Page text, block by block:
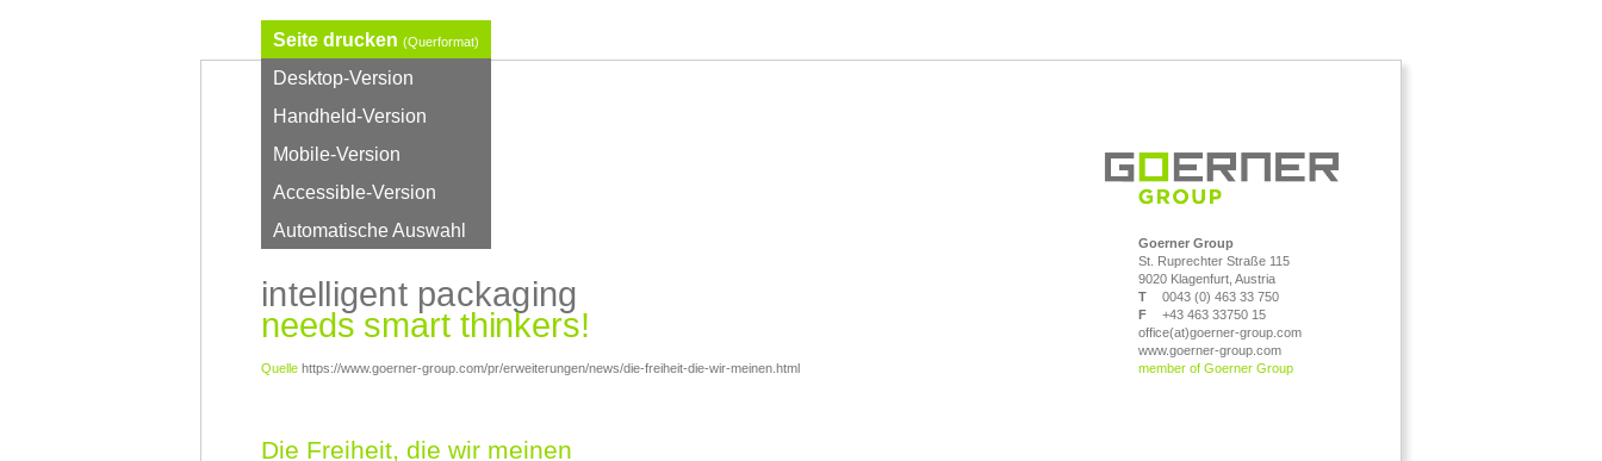
intelligent packaging
needs smart thinkers!
Quelle https://www.goerner-group.com/pr/erweiterungen/news/die-freiheit-die-wir-meinen.html
Goerner Group
St. Ruprechter Straße 115
9020 Klagenfurt, Austria
T
0043 (0) 463 33 750
F
+43 463 33750 15
office(at)goerner-group.com
www.goerner-group.com
member of Goerner Group
Seite drucken (Querformat)
Desktop-Version
Handheld-Version
Mobile-Version
Accessible-Version
Automatische Auswahl
Die Freiheit, die wir meinen